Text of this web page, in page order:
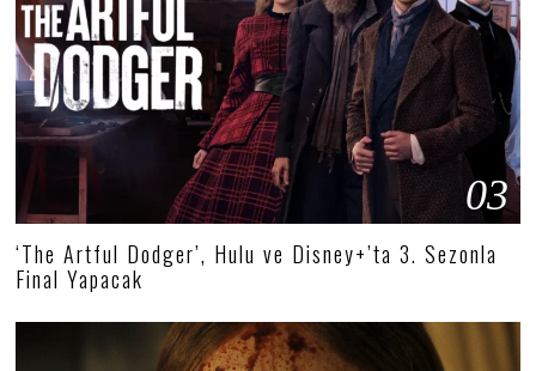
03
‘The Artful Dodger’, Hulu ve Disney+’ta 3. Sezonla
Final Yapacak